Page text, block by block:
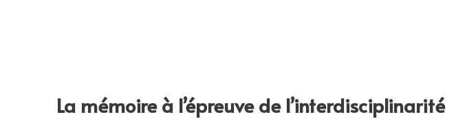
La mémoire à l’épreuve de l’interdisciplinarité